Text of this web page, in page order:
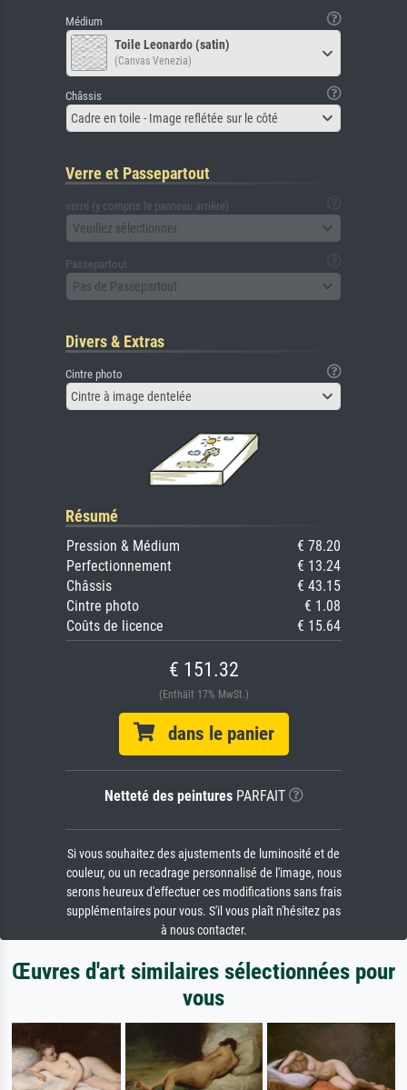
Médium
Toile Leonardo (satin)
(Canvas Venezia)
Châssis
Cadre en toile - Image reflétée sur le côté
Verre et Passepartout
verre (y compris le panneau arrière)
Veuillez sélectionner
Passepartout
Pas de Passepartout
Divers & Extras
Cintre photo
Cintre à image dentelée
Résumé
Pression & Médium
€ 78.20
Perfectionnement
€ 13.24
Châssis
€ 43.15
Cintre photo
€ 1.08
Coûts de licence
€ 15.64
€ 151.32
(Enthält 17% MwSt.)
dans le panier
Netteté des peinturesPARFAIT
Si vous souhaitez des ajustements de luminosité et de
couleur, ou un recadrage personnalisé de l'image, nous
serons heureux d'effectuer ces modifications sans frais
supplémentaires pour vous. S'il vous plaît n'hésitez pas
à nous contacter.
Œuvres d'art similaires sélectionnées pour
vous